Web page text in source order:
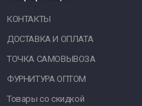
КОНТАКТЫ
ДОСТАВКА И ОПЛАТА
ТОЧКА САМОВЫВОЗА
ФУРНИТУРА ОПТОМ
Товары со скидкой